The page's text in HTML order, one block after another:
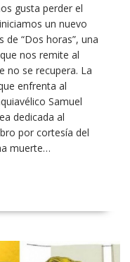
gusta perder el
un nuevo
“Dos horas”, una
nos remite al
no se recupera. La
enfrenta al
Samuel
dedicada al
por cortesía del
muerte…